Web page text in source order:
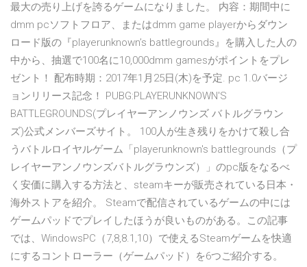
最大の売り上げを誇るゲームになりました。 内容：期間中に
dmm pcソフトフロア、またはdmm game playerからダウン
ロード版の『playerunknown’s battlegrounds』を購入した人の
中から、抽選で100名に10,000dmm gamesがポイントをプレ
ゼント！ 配布時期：2017年1月25日(木)を予定. pc 1.0バージ
ョンリリース記念！ PUBG:PLAYERUNKNOWN'S
BATTLEGROUNDS(プレイヤーアンノウンズ バトルグラウン
ズ)公式メンバーズサイト。 100人が生き残りをかけて殺し合
うバトルロイヤルゲーム「playerunknown's battlegrounds（プ
レイヤーアンノウンズバトルグラウンズ）」のpc版をなるべ
く安価に購入する方法と、steamキーが販売されている日本・
海外ストアを紹介。 Steamで配信されているゲームの中には
ゲームパッドでプレイしたほうが良いものがある。この記事
では、WindowsPC（7,8,8.1,10）で使えるSteamゲームを快適
にするコントローラー（ゲームパッド）を6つご紹介する。